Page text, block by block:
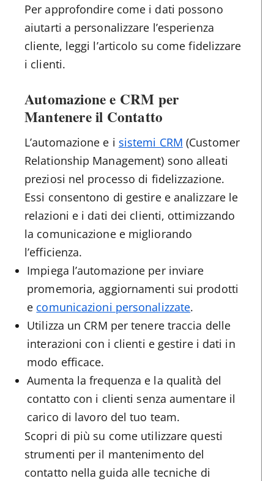
Per approfondire come i dati possono
aiutarti a personalizzare l’esperienza
cliente, leggi l’articolo su come fidelizzare
i clienti.
Automazione e CRM per
Mantenere il Contatto
L’automazione e i sistemi CRM (Customer
Relationship Management) sono alleati
preziosi nel processo di fidelizzazione.
Essi consentono di gestire e analizzare le
relazioni e i dati dei clienti, ottimizzando
la comunicazione e migliorando
l’efficienza.
Impiega l’automazione per inviare
promemoria, aggiornamenti sui prodotti
e comunicazioni personalizzate.
Utilizza un CRM per tenere traccia delle
interazioni con i clienti e gestire i dati in
modo efficace.
Aumenta la frequenza e la qualità del
contatto con i clienti senza aumentare il
carico di lavoro del tuo team.
Scopri di più su come utilizzare questi
strumenti per il mantenimento del
contatto nella guida alle tecniche di